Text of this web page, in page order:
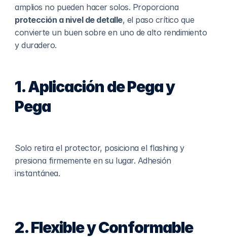
protección a nivel de detalle, el paso crítico que
convierte un buen sobre en uno de alto rendimiento
y duradero.
1. Aplicación de Pega y
Pega
Solo retira el protector, posiciona el flashing y
presiona firmemente en su lugar. Adhesión
instantánea.
2. Flexible y Conformable